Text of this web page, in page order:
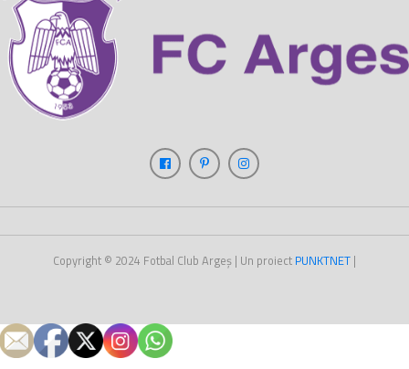
Copyright © 2024 Fotbal Club Argeș | Un proiect PUNKTNET |